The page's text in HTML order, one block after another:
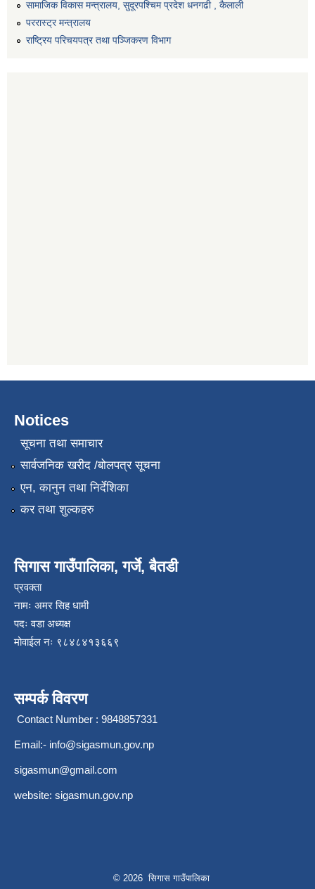
सामाजिक विकास मन्त्रालय, सुदूरपश्चिम प्रदेश धनगढी , कैलाली
पररास्ट्र मन्त्रालय
राष्ट्रिय परिचयपत्र तथा पञ्जिकरण विभाग
Notices
सूचना तथा समाचार
सार्वजनिक खरीद /बोलपत्र सूचना
एन, कानुन तथा निर्देशिका
कर तथा शुल्कहरु
सिगास गाउँपालिका, गर्जे, बैतडी
प्रवक्ता
नामः अमर सिह धामी
पदः वडा अध्यक्ष
मोवाईल न‌ः ९८४८४१३६६९
सम्पर्क विवरण
Contact Number : 9848857331
Email:- info@sigasmun.gov.np
sigasmun@gmail.com
website: sigasmun.gov.np
© 2026 सिगास गाउँपालिका